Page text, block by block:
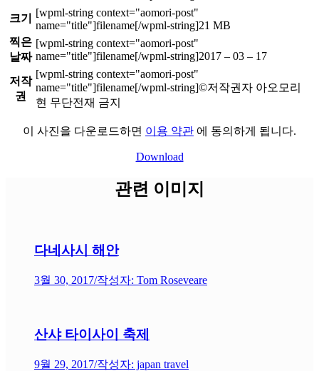
크기
21 MB
찍은
날짜
2017 – 03 – 17
저작
권
©저작권자 아오모리
현 무단전재 금지
이 사진을 다운로드하면 이용 약관 에 동의하게 됩니다.
Download
관련 이미지
다네사시 해안
3월 30, 2017/작성자: Tom Roseveare
산샤 타이사이 축제
9월 29, 2017/작성자: japan travel